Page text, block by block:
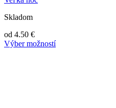
Skladom
od 4.50 €
Výber možností